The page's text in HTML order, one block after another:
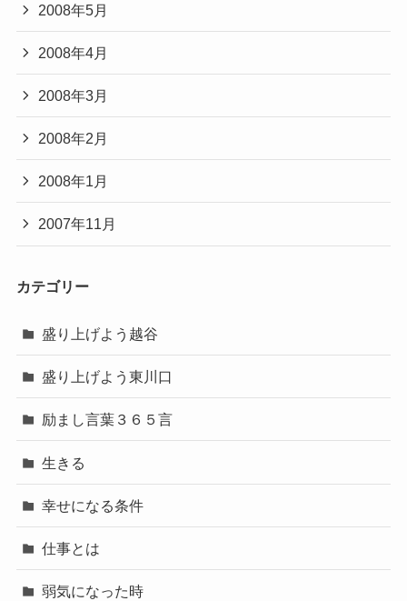
2008年5月
2008年4月
2008年3月
2008年2月
2008年1月
2007年11月
カテゴリー
盛り上げよう越谷
盛り上げよう東川口
励まし言葉３６５言
生きる
幸せになる条件
仕事とは
弱気になった時